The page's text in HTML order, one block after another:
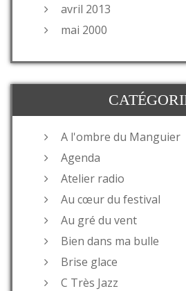
avril 2013
mai 2000
A l'ombre du Manguier
Agenda
Atelier radio
Au cœur du festival
Au gré du vent
Bien dans ma bulle
Brise glace
C Très Jazz